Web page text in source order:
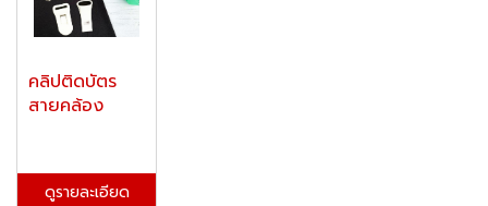
คลิปติดบัตร
สายคล้อง
ดูรายละเอียด